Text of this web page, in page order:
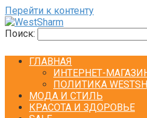
Перейти к контенту
Поиск:
ГЛАВНАЯ
ИНТЕРНЕТ-
ПОЛИТИКА
МОДА И СТИЛЬ
КРАСОТА И ЗДОРОВЬЕ